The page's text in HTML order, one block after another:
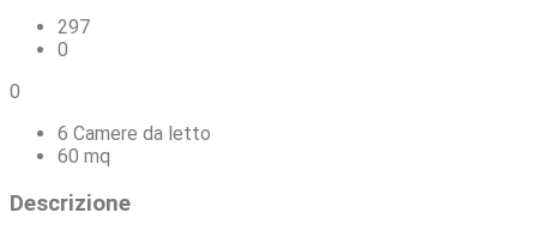
297
0
0
6 Camere da letto
60 mq
Descrizione